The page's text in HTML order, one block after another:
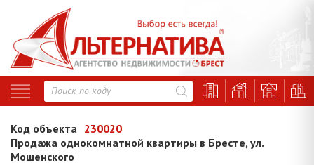
Код объекта 230020
Продажа однокомнатной квартиры в Бресте, ул.
Мошенского